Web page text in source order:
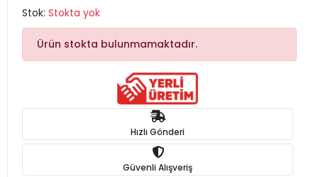
Stok: Stokta yok
Ürün stokta bulunmamaktadır.
Hızlı Gönderi
Güvenli Alışveriş